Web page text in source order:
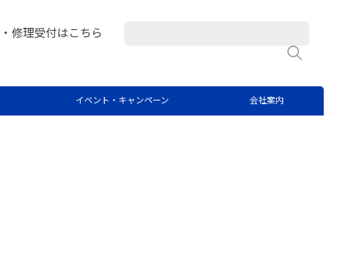
修理受付はこちら
会社案内
イベント・キャンペーン
チタンナノ粒子分析